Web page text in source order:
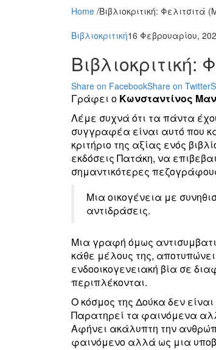
Home /Βιβλιοκριτική:
Βιβλιοκριτική16 Φεβρουαρίου,
Share on FacebookShare on Twitter
Γράφει ο Κωνσταντίνος
Λέμε συχνά ότι τα πάντα
συγγραφέα είναι αυτό που
κριτήριο της αξίας ενός
εκδόσεις Πατάκη, να
σημαντικότερες
Μια οικογένεια με
αντιδράσεις.
Μια γραφή όμως
κάθε μέλους της,
ενδοοικογενειακή βία σε
περιπλέκονται.
Ο κόσμος της Δούκα δεν
Παρατηρεί τα φαινόμενα
Αφήνει ακάλυπτη την
φαινόμενο αλλά ως μια